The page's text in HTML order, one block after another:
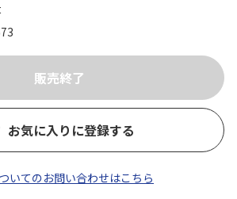
お気に入りに登録する
いてのお問い合わせはこちら